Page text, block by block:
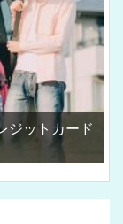
ジットカード